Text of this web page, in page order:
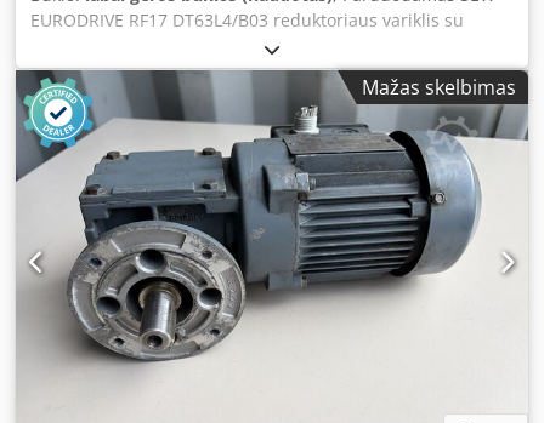
EURODRIVE RF17 DT63L4/B03 reduktoriaus variklis su
trifazio 0,25 kW varikliu ir įmontuotu elektromagnetiniu
stabdžiu. Įrenginys yra visiškai veikiantis, išbandytas ir
paruoštas naudoti. Techninė ir vizualinė būklė gera.
Matomi normalūs naudojimo pėdsakai, atsiradę
eksploatacijos metu. Parduodamoje prekęje yra tik tai, kas
parodyta nuotraukose. Techniniai duomenys: Gamintojas:
SEW-EURODRIVE Modelis: RF17 DT63L4/B03 Galia: 0,25 kW
Maitinimas: 3× 230 V Δ / 400 V Y, 50 Hz Variklio greitis: 1300
aps./min Išėjimo greitis: 94 aps./min Sukimo momentas: 25
Nm Perdavimo santykis: i = 13,84 : 1 Stabdis: 230 V AC, 3,2
Nm Apsaugos laipsnis: IP54 Izoliacijos klasė: B Dcjdeznn E
Ispfx Ag Sek Darbo režimas: S1 Konstrukcija: IM B5 Svoris:
10,84 kg Šalis, kurioje pagaminta: Vokietija
Mažas skelbimas